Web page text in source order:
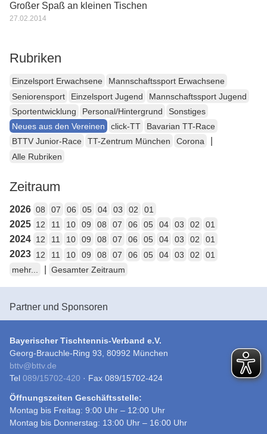
Großer Spaß an kleinen Tischen
27.02.2014
Rubriken
Einzelsport Erwachsene
Mannschaftssport Erwachsene
Seniorensport
Einzelsport Jugend
Mannschaftssport Jugend
Sportentwicklung
Personal/Hintergrund
Sonstiges
Neues aus den Vereinen
click-TT
Bavarian TT-Race
BTTV Junior-Race
TT-Zentrum München Corona
Alle Rubriken
Zeitraum
2026 08 07 06 05 04 03 02 01
2025 12 11 10 09 08 07 06 05 04 03 02 01
2024 12 11 10 09 08 07 06 05 04 03 02 01
2023 12 11 10 09 08 07 06 05 04 03 02
01
mehr...
Gesamter Zeitraum
Partner und Sponsoren
Bayerischer Tischtennis-Verband e.V.
Georg-Brauchle-Ring 93, 80992 München
bttv@bttv.de
Tel 089/15702-420 · Fax 089/15702-424
Öffnungszeiten Geschäftsstelle:
Montag bis Freitag: 9:00 Uhr – 12:00 Uhr
Montag bis Donnerstag: 13:00 Uhr – 16:00 Uhr